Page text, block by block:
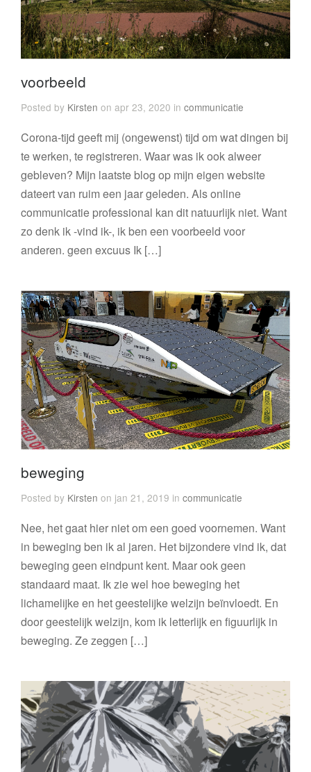
voorbeeld
Posted by Kirsten on apr 23, 2020 in communicatie
Corona-tijd geeft mij (ongewenst) tijd om wat dingen bij
te werken, te registreren. Waar was ik ook alweer
gebleven? Mijn laatste blog op mijn eigen website
dateert van ruim een jaar geleden. Als online
communicatie professional kan dit natuurlijk niet. Want
zo denk ik -vind ik-, ik ben een voorbeeld voor
anderen. geen excuus Ik […]
beweging
Posted by Kirsten on jan 21, 2019 in communicatie
Nee, het gaat hier niet om een goed voornemen. Want
in beweging ben ik al jaren. Het bijzondere vind ik, dat
beweging geen eindpunt kent. Maar ook geen
standaard maat. Ik zie wel hoe beweging het
lichamelijke en het geestelijke welzijn beïnvloedt. En
door geestelijk welzijn, kom ik letterlijk en figuurlijk in
beweging. Ze zeggen […]